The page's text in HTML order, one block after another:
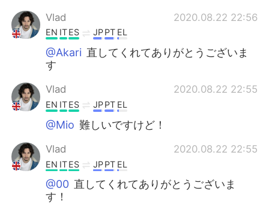
Vlad 2020.08.22 22:56
EN ITES JPPT EL
@Akari 直してくれてありがとうございま
す
Vlad 2020.08.22 22:55
EN ITES JPPT EL
@Mio 難しいですけど！
Vlad 2020.08.22 22:55
EN ITES JPPT EL
@00 直してくれてありがとうございま
す！